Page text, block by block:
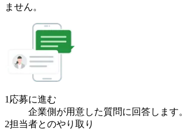
ません。
1 応募に進む
企業側が用意した質問に回答します。
2担当者とのやり取り